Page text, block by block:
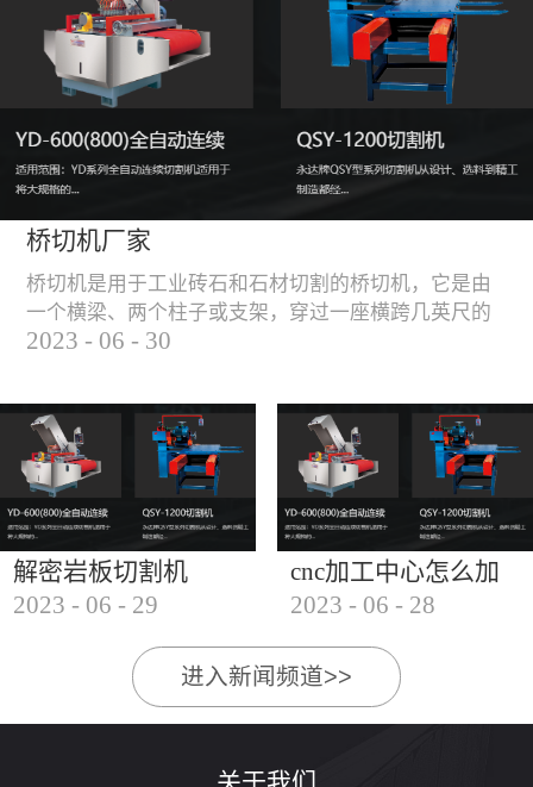
面，不崩边。4、大板
平稳输送进出，切割加
工与上下板分开，便
捷，高效。5、19”显示
屏，按钮、遥杆集成面
板，操作快速、简便。
桥切机厂家
桥切机是用于工业砖石和石材切割的桥切机，它是由
一个横梁、两个柱子或支架，穿过一座横跨几英尺的
桥而构成，因其形状而得名。随着石材和工业砖石的
是用于实现快速切割大型石材和工业砖石的机器，具
有高效、节能、环保等优点，是现代建筑行业必不可
少的设备之一。但是，如何选择合适的桥切机厂家也
是很多消费者不得不面对的问题。选择一个靠谱的桥
切机厂家，是保证桥切机使用效果和...
2023 - 06 - 30
解密岩板切割机
2023 - 06 - 29
cnc加工中心怎么加
工石材
2023 - 06 - 28
进入新闻频道>>